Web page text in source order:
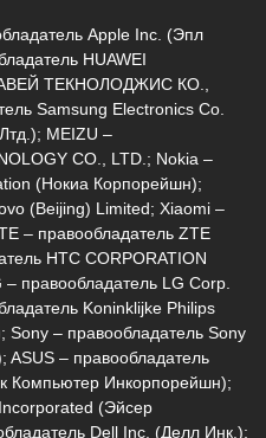
9:00 до 20:00)
Героев Десантников,
до 20:00)
Apple Inc. (Эпл
HUAWEI
ТЕКНОЛОДЖИС КО.,
Samsung Electronics Co.
MEIZU –
CO., LTD.; Nokia –
(Нокиа Корпорейшн);
(Beijing) Limited; Xiaomi –
– правообладатель ZTE
HTC CORPORATION
LG Corp.
Koninklijke Philips
– правообладатель Sony
– правообладатель
Компьютер Инкорпорейшн);
(Эйсер
Dell Inc. (Делл Инк.);